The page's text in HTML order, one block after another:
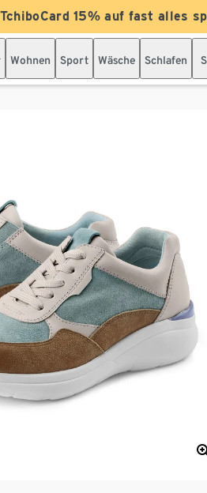
15% auf fast alles
Wohnen Sport Wäsche Schlafen